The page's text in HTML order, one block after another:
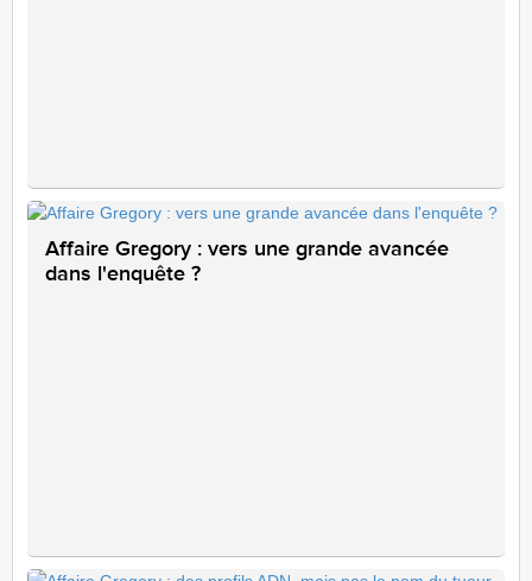
Affaire Gregory : vers une grande avancée
dans l'enquête ?